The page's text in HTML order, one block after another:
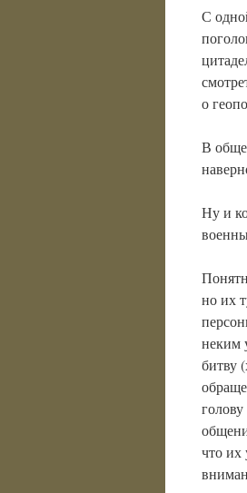
С
о
В
Ну и
но их
неким
битву
что их